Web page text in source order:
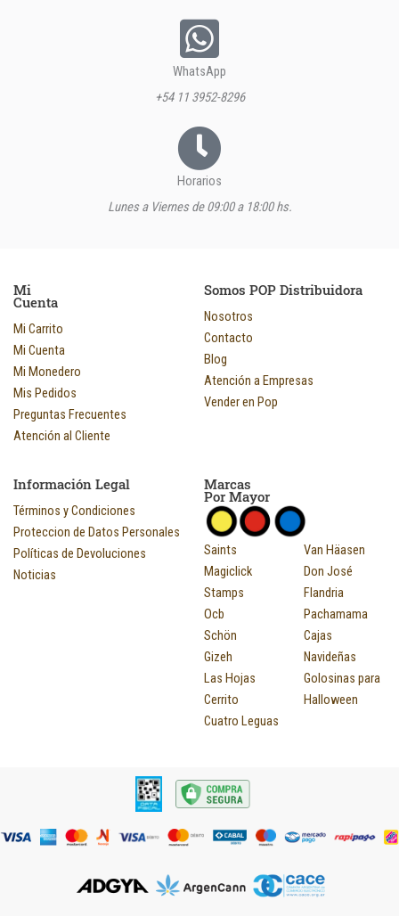
WhatsApp
+54 11 3952-8296
Horarios
Lunes a Viernes de 09:00 a 18:00 hs.
Mi
Cuenta
Mi Carrito
Mi Cuenta
Mi Monedero
Mis Pedidos
Preguntas Frecuentes
Atención al Cliente
Somos POP Distribuidora
Nosotros
Contacto
Blog
Atención a Empresas
Vender en Pop
Información Legal
Términos y Condiciones
Proteccion de Datos Personales
Políticas de Devoluciones
Noticias
Marcas
Por Mayor
Saints
Magiclick
Stamps
Ocb
Schön
Gizeh
Las Hojas
Cerrito
Cuatro Leguas
Van Häasen
Don José
Flandria
Pachamama
Cajas
Navideñas
Golosinas para
Halloween